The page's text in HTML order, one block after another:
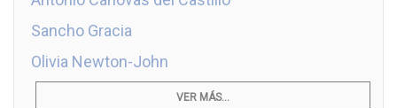
Sancho Gracia
Olivia Newton-John
VER MÁS...